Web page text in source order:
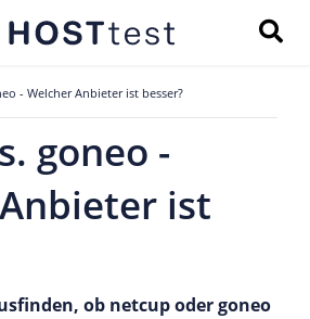
- Welcher Anbieter ist besser?
goneo -
ist
ob netcup oder goneo